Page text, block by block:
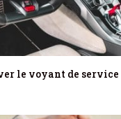
le voyant de service